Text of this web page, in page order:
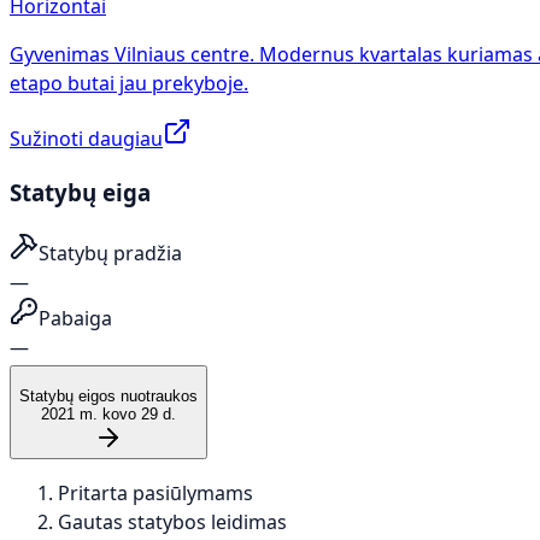
Horizontai
Gyvenimas Vilniaus centre. Modernus kvartalas
etapo butai jau prekyboje.
Sužinoti daugiau
Statybų eiga
Statybų pradžia
—
Pabaiga
—
Statybų eigos nuotraukos
2021 m. kovo 29 d.
Pritarta pasiūlymams
Gautas statybos leidimas